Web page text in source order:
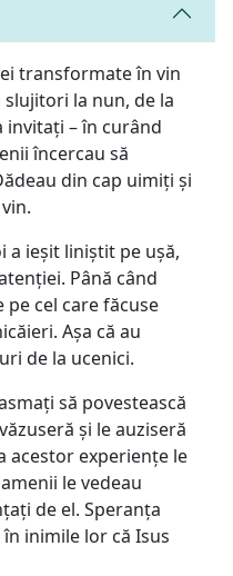
transformate în vin
la nun, de la
invitați – în curând
încercau să
din cap uimiți și
a ieșit liniștit pe ușă,
Până când
cel care făcuse
Așa că au
de la ucenici.
să povestească
și le auziseră
acestor experiențe le
le vedeau
de el. Speranța
inimile lor că Isus